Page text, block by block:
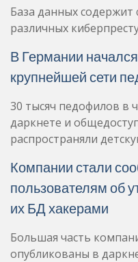
База данных содержит
различных
В Германии
крупнейшей сети
30 тысяч педофилов в
даркнете и
распространяли
Компании стали
пользователям об
их БД хакерами
Большая часть
опубликованы в